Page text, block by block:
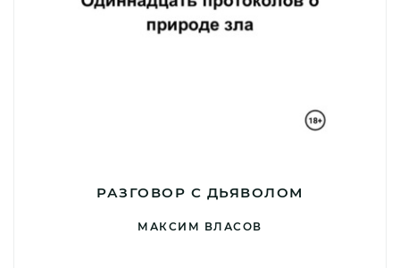
РАЗГОВОР С ДЬЯВОЛОМ
МАКСИМ ВЛАСОВ